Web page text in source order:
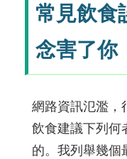
常見飲食
念害了你
網路資訊氾濫，
飲食建議下列何
的。我列舉幾個